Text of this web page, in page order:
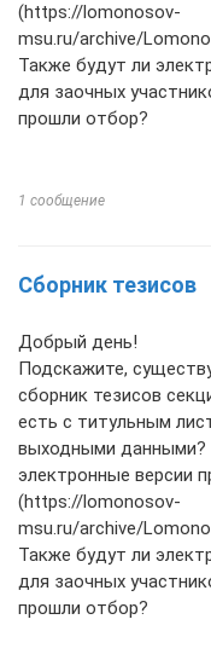
(https://lomonosov-
msu.ru/archive/
Также будут ли
для заочных
прошли отбор?
1 сообщение
Сборник тезисов
Добрый день!
Подскажите,
сборник тезисов
есть с титульным
выходными данными?
электронные версии
(https://lomonosov-
msu.ru/archive/
Также будут ли
для заочных
прошли отбор?